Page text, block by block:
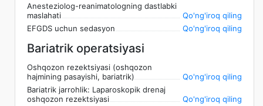
Anesteziolog-reanimatologning dastlabki
maslahati
Qo'ng'iroq qiling
EFGDS uchun sedasyon
Qo'ng'iroq qiling
Bariatrik operatsiyasi
Oshqozon rezektsiyasi (oshqozon
hajmining pasayishi, bariatrik)
Qo'ng'iroq qiling
Bariatrik jarrohlik: Laparoskopik drenaj
oshqozon rezektsiyasi
Qo'ng'iroq qiling